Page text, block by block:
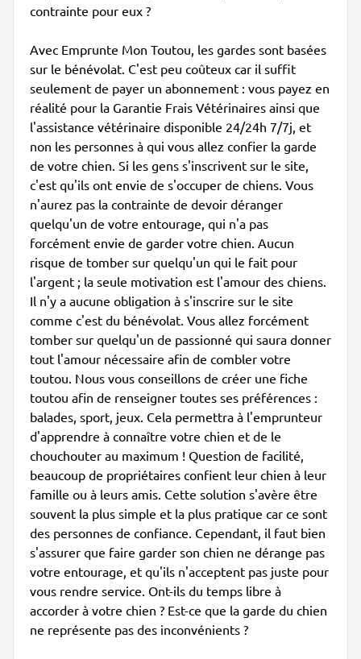
contrainte pour eux ?
Avec Emprunte Mon Toutou, les gardes sont basées
sur le bénévolat. C'est peu coûteux car il suffit
seulement de payer un abonnement : vous payez en
réalité pour la Garantie Frais Vétérinaires ainsi que
l'assistance vétérinaire disponible 24/24h 7/7j, et
non les personnes à qui vous allez confier la garde
de votre chien. Si les gens s'inscrivent sur le site,
c'est qu'ils ont envie de s'occuper de chiens. Vous
n'aurez pas la contrainte de devoir déranger
quelqu'un de votre entourage, qui n'a pas
forcément envie de garder votre chien. Aucun
risque de tomber sur quelqu'un qui le fait pour
l'argent ; la seule motivation est l'amour des chiens.
Il n'y a aucune obligation à s'inscrire sur le site
comme c'est du bénévolat. Vous allez forcément
tomber sur quelqu'un de passionné qui saura donner
tout l'amour nécessaire afin de combler votre
toutou. Nous vous conseillons de créer une fiche
toutou afin de renseigner toutes ses préférences :
balades, sport, jeux. Cela permettra à l'emprunteur
d'apprendre à connaître votre chien et de le
chouchouter au maximum ! Question de facilité,
beaucoup de propriétaires confient leur chien à leur
famille ou à leurs amis. Cette solution s'avère être
souvent la plus simple et la plus pratique car ce sont
des personnes de confiance. Cependant, il faut bien
s'assurer que faire garder son chien ne dérange pas
votre entourage, et qu'ils n'acceptent pas juste pour
vous rendre service. Ont-ils du temps libre à
accorder à votre chien ? Est-ce que la garde du chien
ne représente pas des inconvénients ?